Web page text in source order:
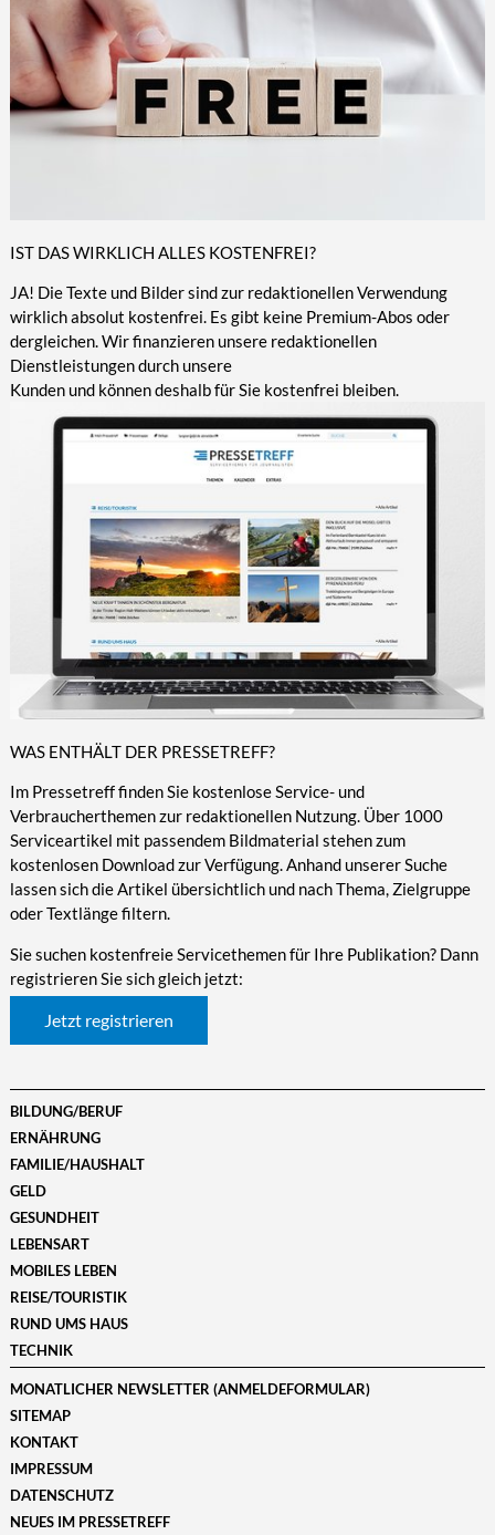
IST DAS WIRKLICH ALLES KOSTENFREI?
JA! Die Texte und Bilder sind zur redaktionellen Verwendung
wirklich absolut kostenfrei. Es gibt keine Premium-Abos oder
dergleichen. Wir finanzieren unsere redaktionellen
Dienstleistungen durch unsere
Kunden und können deshalb für Sie kostenfrei bleiben.
WAS ENTHÄLT DER PRESSETREFF?
Im Pressetreff finden Sie kostenlose Service- und
Verbraucherthemen zur redaktionellen Nutzung. Über 1000
Serviceartikel mit passendem Bildmaterial stehen zum
kostenlosen Download zur Verfügung. Anhand unserer Suche
lassen sich die Artikel übersichtlich und nach Thema, Zielgruppe
oder Textlänge filtern.
Sie suchen kostenfreie Servicethemen für Ihre Publikation? Dann
registrieren Sie sich gleich jetzt:
Jetzt registrieren
BILDUNG/BERUF
ERNÄHRUNG
FAMILIE/HAUSHALT
GELD
GESUNDHEIT
LEBENSART
MOBILES LEBEN
REISE/TOURISTIK
RUND UMS HAUS
TECHNIK
MONATLICHER NEWSLETTER (ANMELDEFORMULAR)
SITEMAP
KONTAKT
IMPRESSUM
DATENSCHUTZ
NEUES IM PRESSETREFF